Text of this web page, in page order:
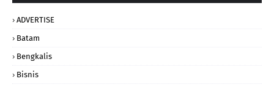
ADVERTISE
Batam
Bengkalis
Bisnis